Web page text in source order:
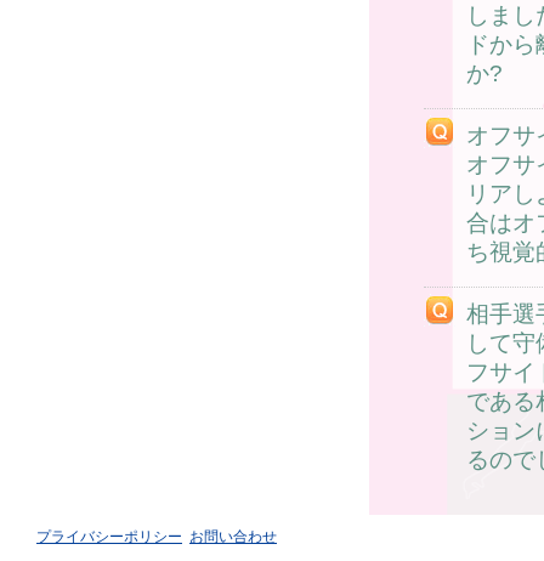
しま
ドか
か?
オフサ
オフサ
リア
合はオ
ち視覚
相手選
して
フサイ
である
ション
るので
プライバシーポリシー お問い合わせ